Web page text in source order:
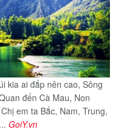
kia ai đắp nên cao, Sông
đến Cà Mau, Non
em ta Bắc, Nam, Trung,
GoiY.vn